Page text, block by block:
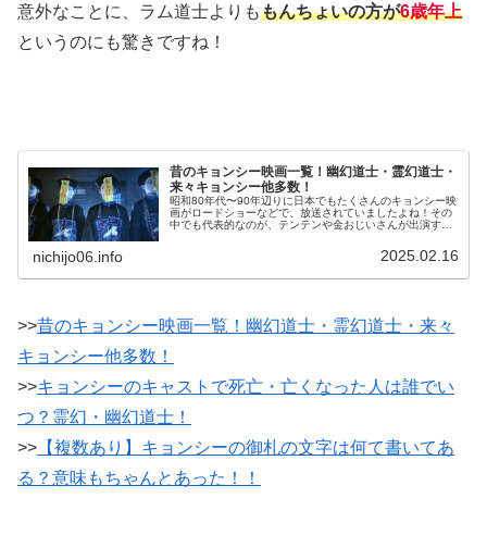
意外なことに、ラム道士よりももんちょいの方が6歳年上
というのにも驚きですね！
昔のキョンシー映画一覧！幽幻道士・霊幻道士・
来々キョンシー他多数！
昭和80年代〜90年辺りに日本でもたくさんのキョンシー映
画がロードショーなどで、放送されていましたよね！その
中でも代表的なのが、テンテンや金おじいさんが出演す
nichijo06.info 2025.02.16
>>昔のキョンシー映画一覧！幽幻道士・霊幻道士・来々
キョンシー他多数！
>>キョンシーのキャストで死亡・亡くなった人は誰でい
つ？霊幻・幽幻道士！
>> 【複数あり】キョンシーの御札の文字は何て書いてあ
る？意味もちゃんとあった！！